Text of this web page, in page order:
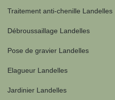
Traitement anti-chenille Landelles
Débroussaillage Landelles
Pose de gravier Landelles
Elagueur Landelles
Jardinier Landelles